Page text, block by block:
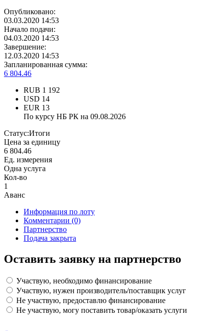
Опубликовано:
03.03.2020 14:53
Начало подачи:
04.03.2020 14:53
Завершение:
12.03.2020 14:53
Запланированная сумма:
6 804.46
RUB 1 192
USD 14
EUR 13
По курсу НБ РК на 09.08.2026
Статус:Итоги
Цена за единицу
6 804.46
Ед. измерения
Одна услуга
Кол-во
1
Аванс
Информация по лоту
Комментарии (0)
Партнерство
Подача закрыта
Оставить заявку на партнерство
Участвую, необходимо финансирование
Участвую, нужен производитель/поставщик услуг
Не участвую, предоставлю финансирование
Не участвую, могу поставить товар/оказать услуги